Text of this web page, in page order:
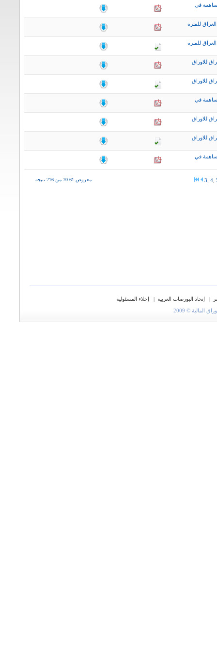
في
للفترة
للفترة
للاوراق
للاوراق
في
للاوراق
للاوراق
في
معروض 61-70 من 216 نتيجة 3 4
| إتحاد البورصات العربية |
إخلاء المسئولية
© 2009